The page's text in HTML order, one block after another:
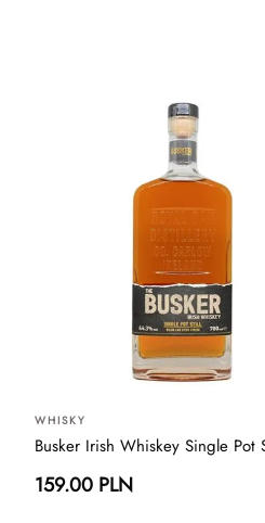
WHISKY
Busker Irish Whiskey Single Pot
159.00 PLN